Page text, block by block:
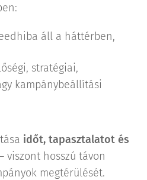
áll a háttérben,
stratégiai,
kampánybeállítási
időt, tapasztalatot és
viszont hosszú távon
megtérülését.